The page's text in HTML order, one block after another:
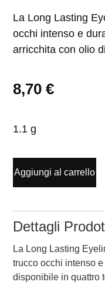
La Long Lasting
occhi intenso e
arricchita con olio
8,70€
1.1 g
Aggiungi al carrello
Dettagli
La Long Lasting
trucco occhi intenso
disponibile in quattro